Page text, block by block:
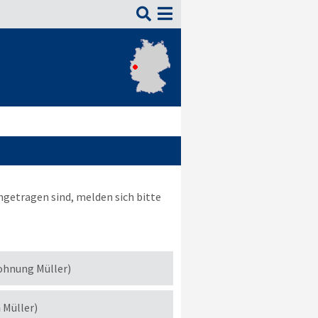

sind, melden sich bitte
Müller)
Müller)